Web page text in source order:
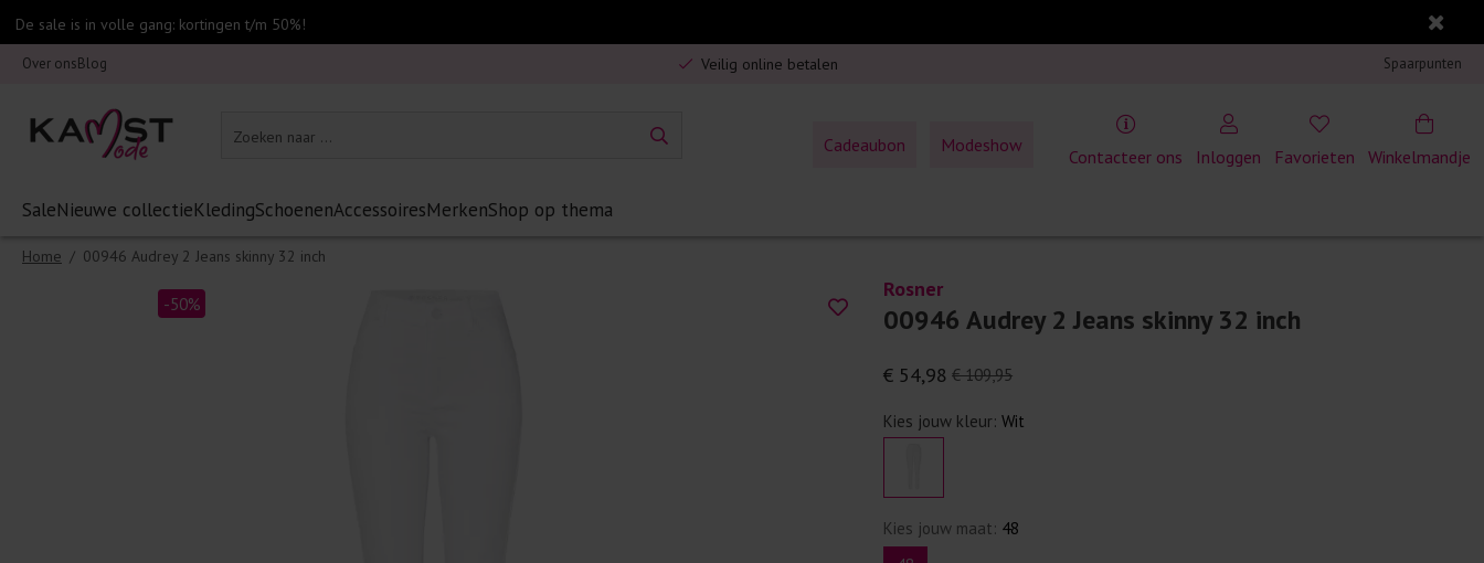
De sale is in volle gang: kortingen t/m 50%!
Over onsBlog
Veilig online betalen
Gratis verzending in Nederland vanaf €75,-
Spaarpunten
Winkelmandje
Cadeaubon Modeshow
Contacteer ons Inloggen Favorieten
SaleNieuwe collectieKledingSchoenenAccessoiresMerkenShop op thema
Home / 00946 Audrey 2 Jeans skinny 32 inch
-50%
Rosner
00946 Audrey 2 Jeans skinny 32 inch
€ 109,95
€ 54,98
Kies jouw kleur:Wit
Kies jouw maat: 48